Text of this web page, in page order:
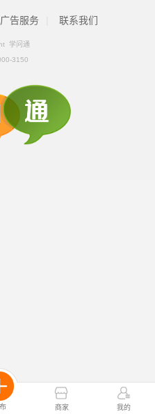
商家 我的
广告服务 联系我们
学问通
3150